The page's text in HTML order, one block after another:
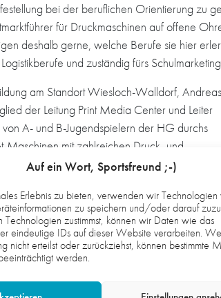
Auf ein Wort, Sportsfreund ;-)
Erlebnis zu bieten, verwenden wir Technologien
zu speichern und/oder darauf
zustimmst, können wir Daten wie das
eindeutige IDs auf dieser Website verarbeiten.
nicht erteilst oder zurückziehst, können bestimmte
werden.
bei der beruflichen Orientierung zu
für Druckmaschinen auf offene
deshalb gerne, welche Berufe sie hier
und zuständig fürs
am Standort Wiesloch-Walldorf, Andreas
der Leitung Print Media Center und Leiter
A- und B-Jugendspielern der HG durchs
Maschinen mit zahlreichen Druck- und
der Druckverfahren kennen und erfuhren,
Digitaldruck eine maßgebliche Rolle
„Home of Print“ führen die HEIDELBERG-
Betrieb funktionieren. „Es wird hier
Bernhard Nahm und unterstrich die
nicht fehlen. Hier stellten Blum